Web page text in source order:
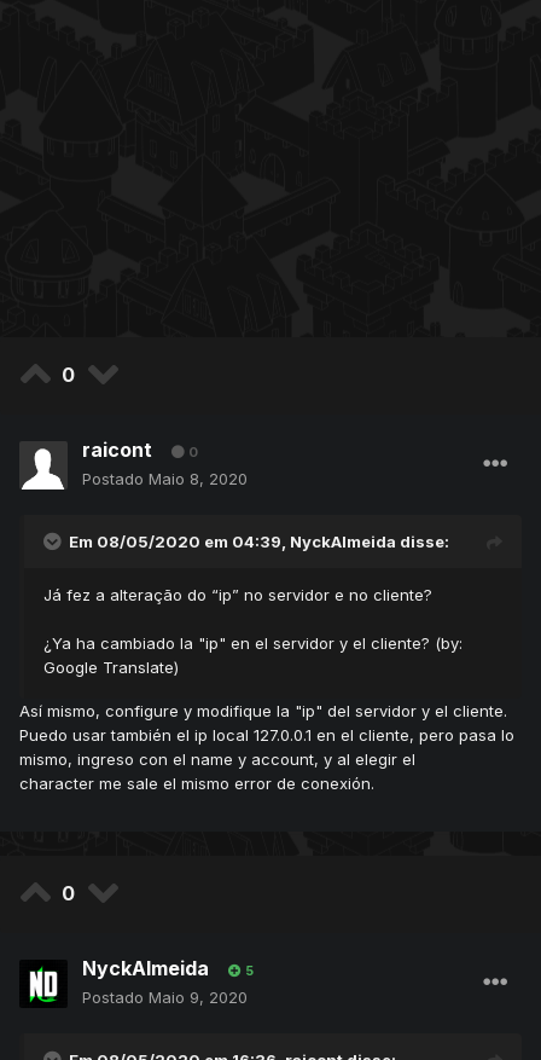
0
raicont 0
Postado Maio 8, 2020
Em 08/05/2020 em 04:39, NyckAlmeida disse:
Já fez a alteração do “ip” no servidor e no cliente?
¿Ya ha cambiado la "ip" en el servidor y el cliente? (by:
Google Translate)
Así mismo, configure y modifique la "ip" del servidor y el cliente.
Puedo usar también el ip local 127.0.0.1 en el cliente, pero pasa lo
mismo, ingreso con el name y account, y al elegir el
character me sale el mismo error de conexión.
0
NyckAlmeida 5
Postado Maio 9, 2020